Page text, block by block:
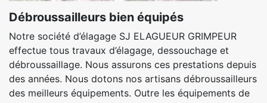
Débroussailleurs bien équipés
Notre société d’élagage SJ ELAGUEUR GRIMPEUR
effectue tous travaux d’élagage, dessouchage et
débroussaillage. Nous assurons ces prestations depuis
des années. Nous dotons nos artisans débroussailleurs
des meilleurs équipements. Outre les équipements de